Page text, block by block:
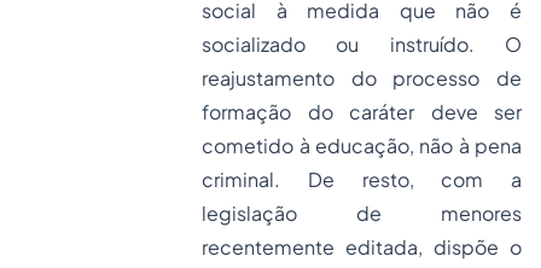
social à medida que não é
socializado ou instruído. O
reajustamento do processo de
formação do caráter deve ser
cometido à educação, não à pena
criminal. De resto, com a
legislação de menores
recentemente editada, dispõe o